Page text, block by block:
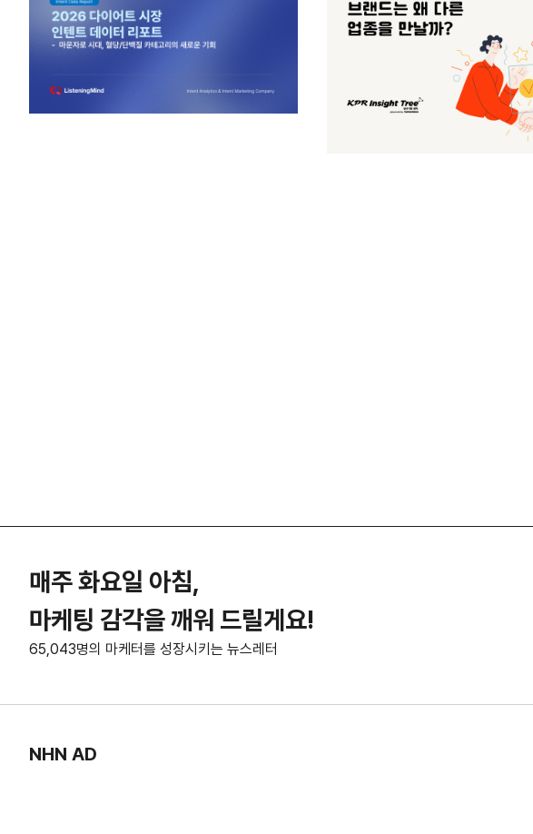
매주 화요일 아침,
마케팅 감각을 깨워 드릴게요!
65,043명의 마케터를 성장시키는 뉴스레터
NHN AD